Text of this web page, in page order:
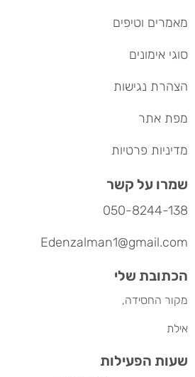
הכתובת שלי
שמרו על קשר
שעות הפעילות
מאמרים וטיפים
סוגי אימונים
הצהרת נגישות
מפת אתר
מדיניות פרטיות
מקור החסידה,
אילת
050-8244-138
Edenzalman1@gmail.com